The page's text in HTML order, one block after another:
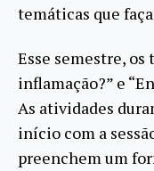
temáticas que
Esse semestre, os
inflamação?” e
As atividades
início com a
preenchem um